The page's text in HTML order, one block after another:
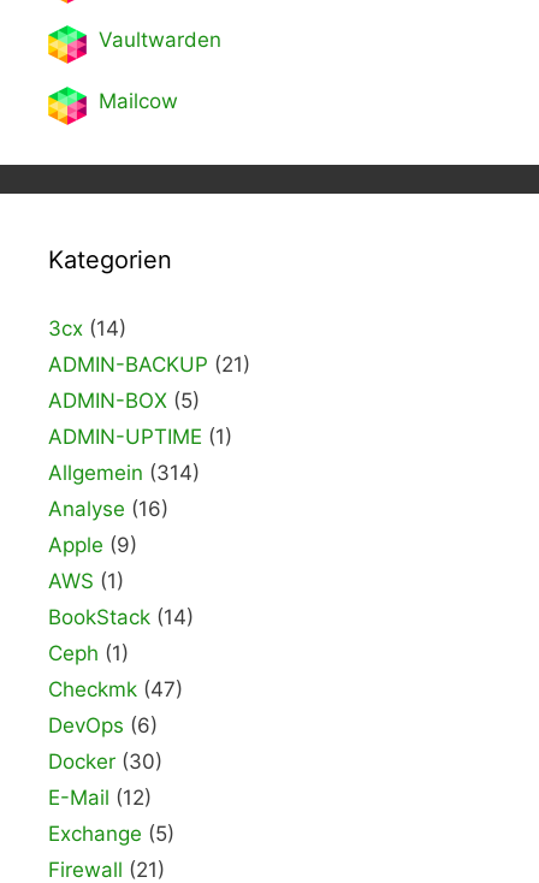
Vaultwarden
Mailcow
Kategorien
3cx (14)
ADMIN-BACKUP (21)
ADMIN-BOX (5)
ADMIN-UPTIME (1)
Allgemein (314)
Analyse (16)
Apple (9)
AWS (1)
BookStack (14)
Ceph (1)
Checkmk (47)
DevOps (6)
Docker (30)
E-Mail (12)
Exchange (5)
Firewall (21)